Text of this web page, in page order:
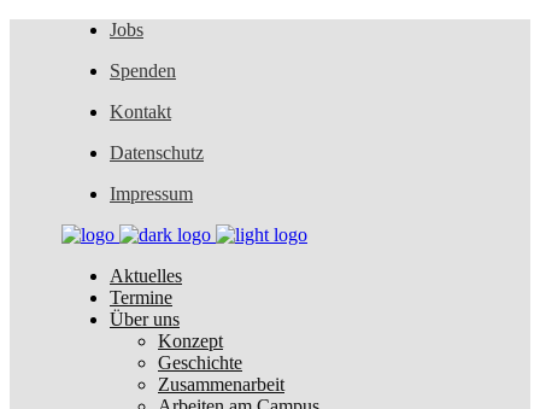
Jobs
Spenden
Kontakt
Datenschutz
Impressum
Aktuelles
Termine
Über uns
Konzept
Geschichte
Zusammenarbeit